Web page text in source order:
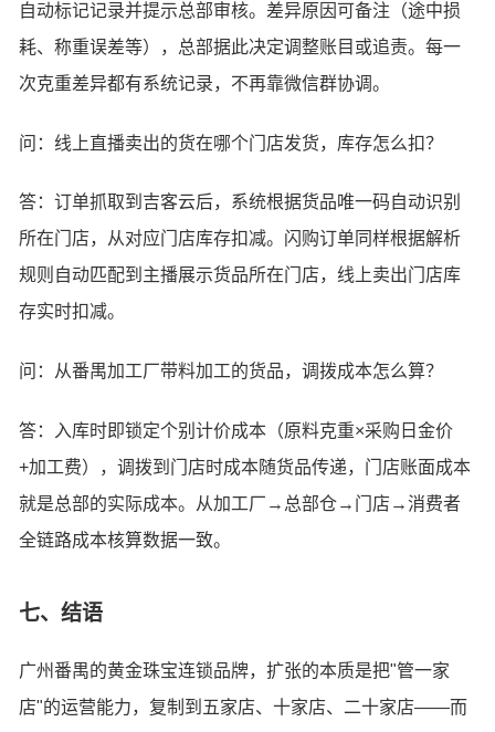
自动标记记录并提示总部审核。差异原因可备注（途中损
耗、称重误差等），总部据此决定调整账目或追责。每一
次克重差异都有系统记录，不再靠微信群协调。
问：线上直播卖出的货在哪个门店发货，库存怎么扣？
答：订单抓取到吉客云后，系统根据货品唯一码自动识别
所在门店，从对应门店库存扣减。闪购订单同样根据解析
规则自动匹配到主播展示货品所在门店，线上卖出门店库
存实时扣减。
问：从番禺加工厂带料加工的货品，调拨成本怎么算？
答：入库时即锁定个别计价成本（原料克重×采购日金价
+加工费），调拨到门店时成本随货品传递，门店账面成本
就是总部的实际成本。从加工厂→总部仓→门店→消费者
全链路成本核算数据一致。
七、结语
广州番禺的黄金珠宝连锁品牌，扩张的本质是把"管一家
店"的运营能力，复制到五家店、十家店、二十家店——而